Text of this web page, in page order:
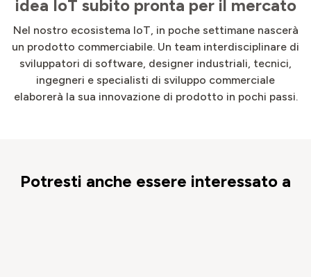
idea IoT subito pronta per il mercato
Nel nostro ecosistema IoT, in poche settimane nascerà
un prodotto commerciabile. Un team interdisciplinare di
sviluppatori di software, designer industriali, tecnici,
ingegneri e specialisti di sviluppo commerciale
elaborerà la sua innovazione di prodotto in pochi passi.
Potresti anche essere interessato a